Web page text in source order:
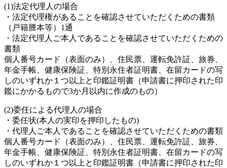
(1)法定代理人の場合
・法定代理権があることを確認させていただくための書類
（戸籍謄本等）1通
・法定代理人ご本人であることを確認させていただくための
書類
個人番号カード（表面のみ）、住民票、運転免許証、旅券、
年金手帳、健康保険証、特別永住者証明書、在留カードの写
しのいずれか１つ以上と印鑑証明書（申請書に押印された印
鑑にかかるもので3か月以内に作成のもの）
(2)委任による代理人の場合
・委任状(本人の実印を押印したもの)
・代理人ご本人であることを確認させていただくための書類
個人番号カード（表面のみ）、住民票、運転免許証、旅券、
年金手帳、健康保険証、特別永住者証明書、在留カードの写
しのいずれか１つ以上と印鑑証明書（申請書に押印された印